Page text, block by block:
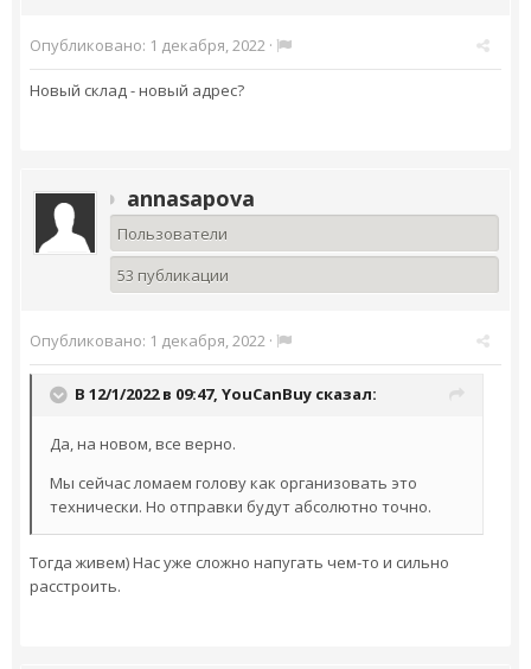
Опубликовано: 1 декабря, 2022 ·
Новый склад - новый адрес?
annasapova
Пользователи
53 публикации
Опубликовано: 1 декабря, 2022 ·
В 12/1/2022 в 09:47, YouCanBuy сказал:
Да, на новом, все верно.
Мы сейчас ломаем голову как организовать это
технически. Но отправки будут абсолютно точно.
Тогда живем) Нас уже сложно напугать чем-то и сильно
расстроить.